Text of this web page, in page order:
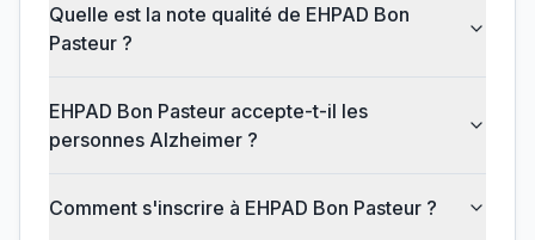
Quelle est la note qualité de EHPAD Bon
Pasteur ?
EHPAD Bon Pasteur accepte-t-il les
personnes Alzheimer ?
Comment s'inscrire à EHPAD Bon Pasteur ?